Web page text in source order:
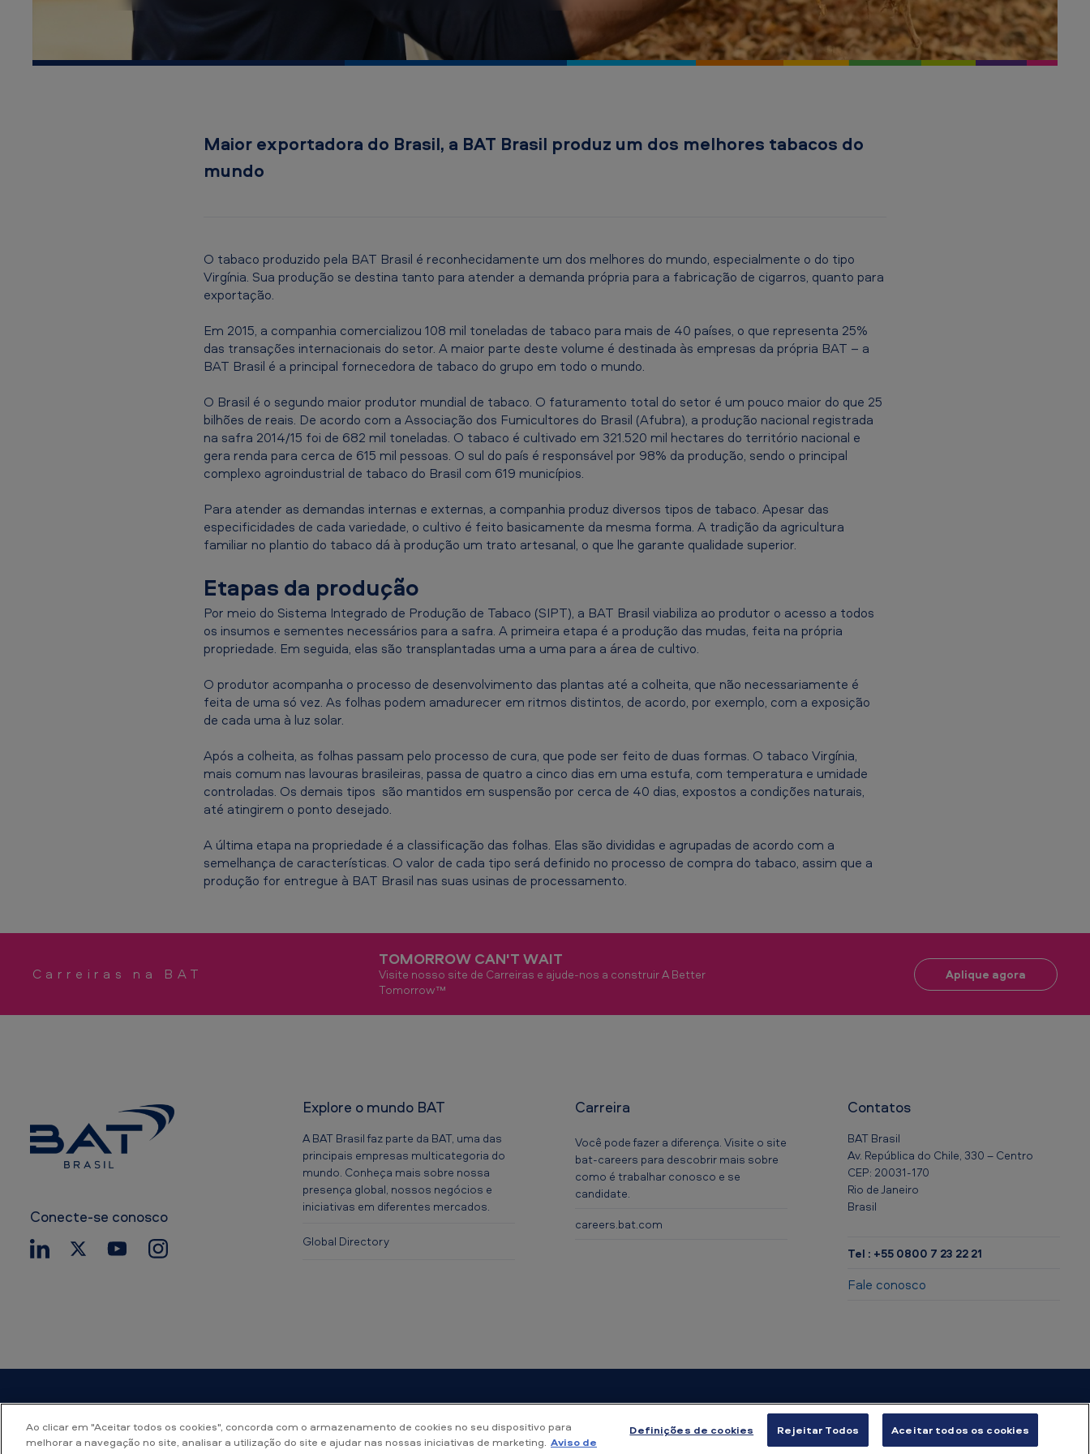
Maior exportadora do Brasil, a BAT Brasil produz um dos melhores tabacos do
mundo
O tabaco produzido pela BAT Brasil é reconhecidamente um dos melhores do mundo, especialmente o do tipo
Virgínia. Sua produção se destina tanto para atender a demanda própria para a fabricação de cigarros, quanto para
exportação.
Em 2015, a companhia comercializou 108 mil toneladas de tabaco para mais de 40 países, o que representa 25%
das transações internacionais do setor. A maior parte deste volume é destinada às empresas da própria BAT – a
BAT Brasil é a principal fornecedora de tabaco do grupo em todo o mundo.
O Brasil é o segundo maior produtor mundial de tabaco. O faturamento total do setor é um pouco maior do que 25
bilhões de reais. De acordo com a Associação dos Fumicultores do Brasil (Afubra), a produção nacional registrada
na safra 2014/15 foi de 682 mil toneladas. O tabaco é cultivado em 321.520 mil hectares do território nacional e
gera renda para cerca de 615 mil pessoas. O sul do país é responsável por 98% da produção, sendo o principal
complexo agroindustrial de tabaco do Brasil com 619 municípios.
Para atender as demandas internas e externas, a companhia produz diversos tipos de tabaco. Apesar das
especificidades de cada variedade, o cultivo é feito basicamente da mesma forma. A tradição da agricultura
familiar no plantio do tabaco dá à produção um trato artesanal, o que lhe garante qualidade superior.
Etapas da produção
Por meio do Sistema Integrado de Produção de Tabaco (SIPT), a BAT Brasil viabiliza ao produtor o acesso a todos
os insumos e sementes necessários para a safra. A primeira etapa é a produção das mudas, feita na própria
propriedade. Em seguida, elas são transplantadas uma a uma para a área de cultivo.
O produtor acompanha o processo de desenvolvimento das plantas até a colheita, que não necessariamente é
feita de uma só vez. As folhas podem amadurecer em ritmos distintos, de acordo, por exemplo, com a exposição
de cada uma à luz solar.
Após a colheita, as folhas passam pelo processo de cura, que pode ser feito de duas formas. O tabaco Virgínia,
mais comum nas lavouras brasileiras, passa de quatro a cinco dias em uma estufa, com temperatura e umidade
controladas. Os demais tipos são mantidos em suspensão por cerca de 40 dias, expostos a condições naturais,
até atingirem o ponto desejado.
A última etapa na propriedade é a classificação das folhas. Elas são divididas e agrupadas de acordo com a
semelhança de características. O valor de cada tipo será definido no processo de compra do tabaco, assim que a
produção for entregue à BAT Brasil nas suas usinas de processamento.
Carreiras na BAT
TOMORROW CAN'T WAIT
Visite nosso site de Carreiras e ajude-nos a construir A Better
Tomorrow™
Aplique agora
Conecte-se conosco
Explore o mundo BAT
A BAT Brasil faz parte da BAT, uma das
principais empresas multicategoria do
mundo. Conheça mais sobre nossa
presença global, nossos negócios e
iniciativas em diferentes mercados.
Global Directory
Carreira
Você pode fazer a diferença. Visite o site
bat-careers para descobrir mais sobre
como é trabalhar conosco e se
candidate.
careers.bat.com
Contatos
BAT Brasil
Av. República do Chile, 330 – Centro
CEP: 20031-170
Rio de Janeiro
Brasil
Tel : +55 0800 7 23 22 21
Fale conosco
Mapa do site
Ao clicar em "Aceitar todos os cookies", concorda com o armazenamento de cookies no seu dispositivo para
melhorar a navegação no site, analisar a utilização do site e ajudar nas nossas iniciativas de marketing. Aviso de
Definições de cookies Rejeitar Todos Aceitar todos os cookies